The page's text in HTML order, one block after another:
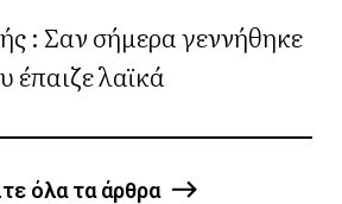
: Σαν σήμερα γεννήθηκε
έπαιζε λαϊκά
όλα τα άρθρα